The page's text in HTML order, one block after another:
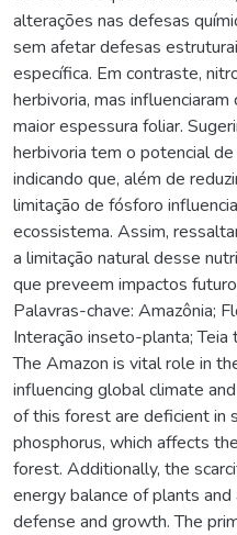
alterações nas defesas
sem afetar defesas
específica. Em contraste,
herbivoria, mas
maior espessura foliar.
herbivoria tem o potencial
indicando que, além de
limitação de fósforo
ecossistema. Assim,
a limitação natural desse
que preveem impactos
Palavras-chave: Amazônia;
Interação inseto-planta; Teia
The Amazon is vital role in
influencing global climate
of this forest are deficient in
phosphorus, which affects
forest. Additionally, the
energy balance of plants
defense and growth. The